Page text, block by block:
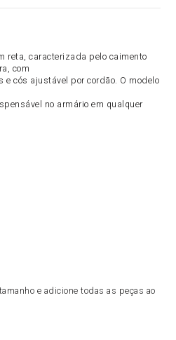
reta, caracterizada pelo caimento
com
cós ajustável por cordão. O modelo
no armário em qualquer
e adicione todas as peças ao